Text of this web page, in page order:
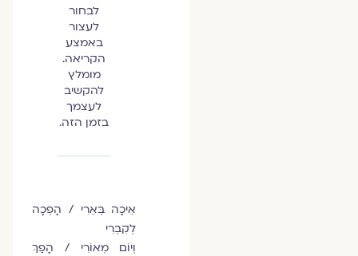
לבחור
לעצור
באמצע
הקריאה.
מומלץ
להקשיב
לעצמך
בזמן הזה.
אֵיכָה בְּאֵרִי / הָפְכָה
לְקִבְרִי
וְיוֹם מְאוֹרִי / הָפַךְ